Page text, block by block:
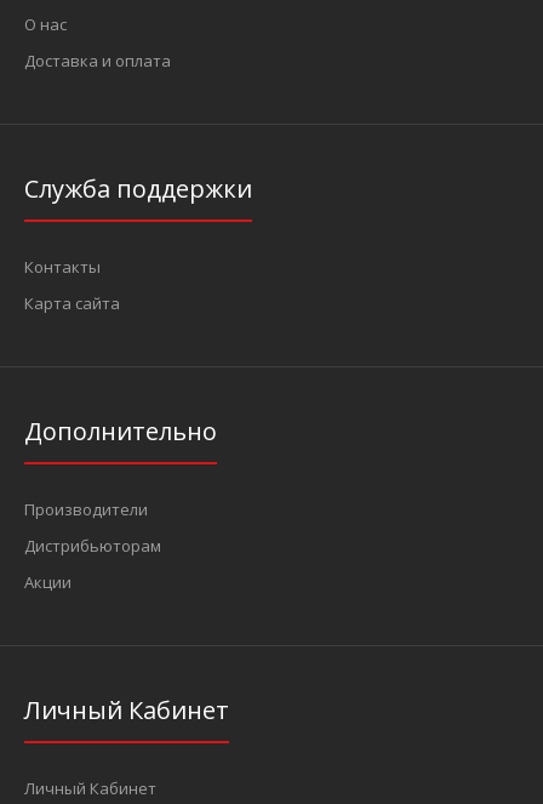
О нас
Доставка и оплата
Служба поддержки
Контакты
Карта сайта
Дополнительно
Производители
Дистрибьюторам
Акции
Личный Кабинет
Личный Кабинет